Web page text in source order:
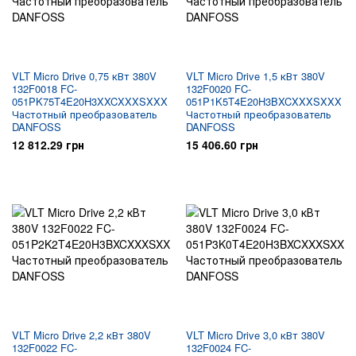
VLT Micro Drive 0,75 кВт 380V
132F0018 FC-
051PK75T4E20H3XXCXXXSXXX
Частотный преобразователь
DANFOSS
12 812.29 грн
VLT Micro Drive 1,5 кВт 380V
132F0020 FC-
051P1K5T4E20H3BXCXXXSXXX
Частотный преобразователь
DANFOSS
15 406.60 грн
VLT Micro Drive 2,2 кВт 380V
132F0022 FC-
VLT Micro Drive 3,0 кВт 380V
132F0024 FC-